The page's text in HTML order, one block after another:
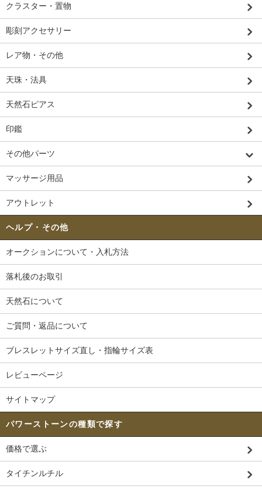
クラスター・置物
彫刻アクセサリー
レア物・その他
天珠・法具
天然石ピアス
印鑑
その他パーツ
マッサージ用品
アウトレット
ヘルプ・その他
オークションについて・入札方法
落札後のお取引
天然石について
ご質問・返品について
ブレスレットサイズ直し・指輪サイズ表
レビューページ
サイトマップ
パワーストーンの種類で探す
価格で選ぶ
タイチンルチル